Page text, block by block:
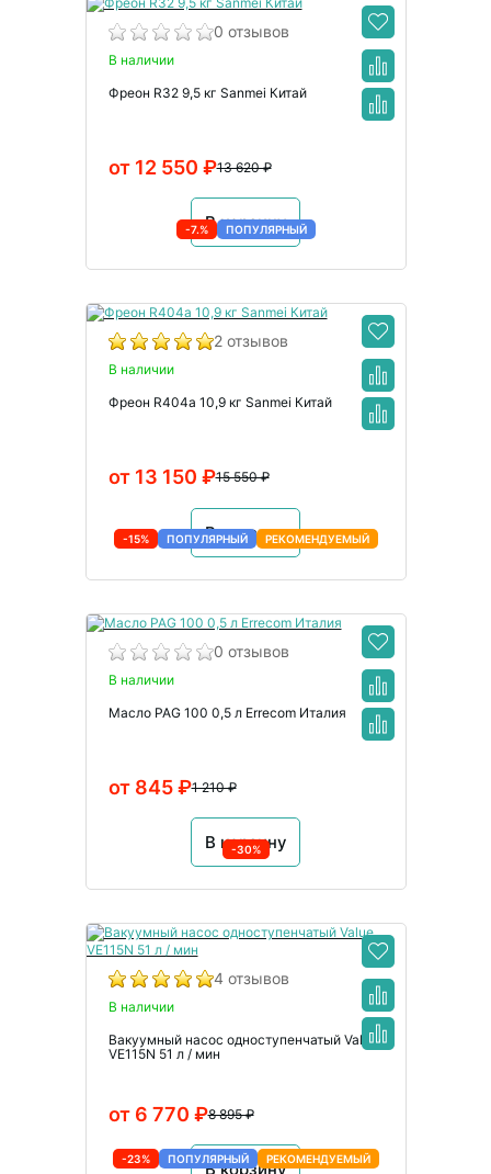
0 отзывов
В наличии
Фреон R32 9,5 кг Sanmei Китай
13 620 ₽
от 12 550 ₽
В корзину
-7.% ПОПУЛЯРНЫЙ
2 отзывов
В наличии
Фреон R404a 10,9 кг Sanmei Китай
15 550 ₽
от 13 150 ₽
В корзину
-15% ПОПУЛЯРНЫЙ РЕКОМЕНДУЕМЫЙ
0 отзывов
В наличии
Масло PAG 100 0,5 л Errecom Италия
1 210 ₽
от 845 ₽
В корзину
-30%
4 отзывов
В наличии
Вакуумный насос одноступенчатый Value
VE115N 51 л / мин
8 895 ₽
от 6 770 ₽
В корзину
-23% ПОПУЛЯРНЫЙ РЕКОМЕНДУЕМЫЙ